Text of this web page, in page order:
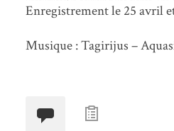
Enregistrement le 25 avril
Musique : Tagirijus –